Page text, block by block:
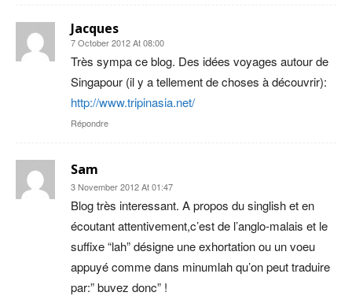
Jacques
7 October 2012 At 08:00
Très sympa ce blog. Des idées voyages autour de
Singapour (il y a tellement de choses à découvrir):
http://www.tripinasia.net/
Répondre
Sam
3 November 2012 At 01:47
Blog très interessant. A propos du singlish et en
écoutant attentivement,c’est de l’anglo-malais et le
suffixe “lah” désigne une exhortation ou un voeu
appuyé comme dans minumlah qu’on peut traduire
par:” buvez donc” !